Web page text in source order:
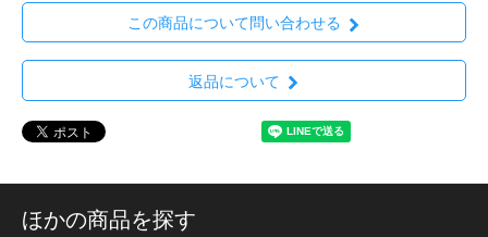
この商品について問い合わせる
返品について
ほかの商品を探す